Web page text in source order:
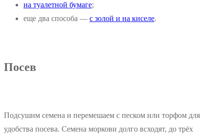
на туалетной бумаге;
еще два способа — с золой и на киселе.
Посев
Подсушим семена и перемешаем с песком или торфом для
удобства посева. Семена моркови долго всходят, до трёх